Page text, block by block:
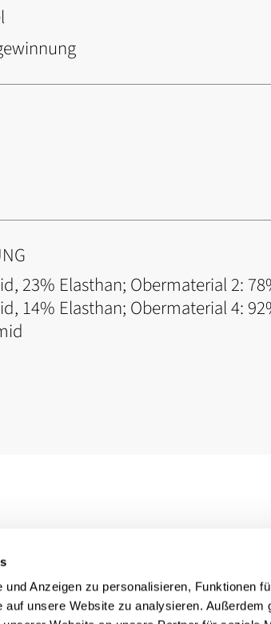
Anzeigen zu personalisieren, Funktionen
auf unsere Website zu analysieren. Außerdem
23% Elasthan; Obermaterial 2:
14% Elasthan; Obermaterial 4: